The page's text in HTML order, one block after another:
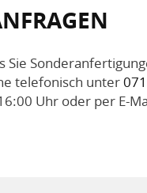
Sie
telefonisch unter
Uhr oder per E-